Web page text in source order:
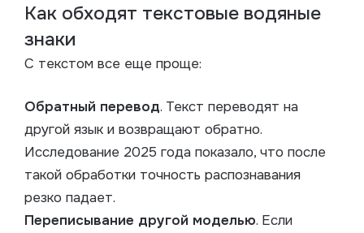
Как обходят текстовые водяные
знаки
С текстом все еще проще:
Обратный перевод. Текст переводят на
другой язык и возвращают обратно.
Исследование 2025 года показало, что после
такой обработки точность распознавания
резко падает.
Переписывание другой моделью. Если